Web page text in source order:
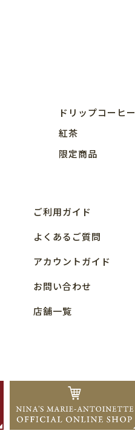
ドリップコーヒー
紅茶
限定商品
ご利用ガイド
よくあるご質問
アカウントガイド
お問い合わせ
店舗⼀覧